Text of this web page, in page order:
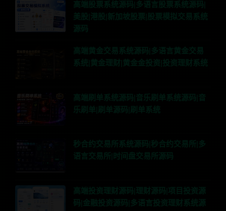
高端股票系统源码|多语言股票系统源码|
美股|港股|新加坡股票|股票模拟交易系统
源码
高端黄金交易系统源码|多语言黄金交易
系统|黄金理财|黄金金投资|投资理财系统
高端刷单系统源码|音乐刷单系统源码|音
乐刷单|刷单源码|刷单系统
秒合约交易所系统源码|秒合约交易所|多
语言交易所|时间盘交易所源码
高端投资理财源码|理财源码|项目投资源
码|金融投资源码|多语言投资理财系统源